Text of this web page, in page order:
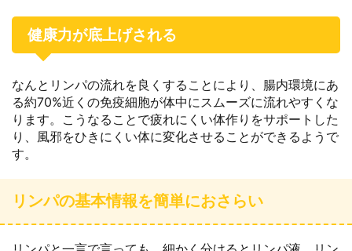
健康力が底上げされる
なんとリンパの流れを良くすることにより、腸内環境にあ
る約70%近くの免疫細胞が体中にスムーズに流れやすくな
ります。こうなることで疲れにくい体作りをサポートした
り、風邪をひきにくい体に変化させることができるようで
す。
リンパの基本情報を簡単におさらい